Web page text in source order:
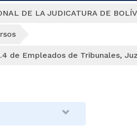
DE LA JUDICATURA DE
de Empleados de Tribunales,